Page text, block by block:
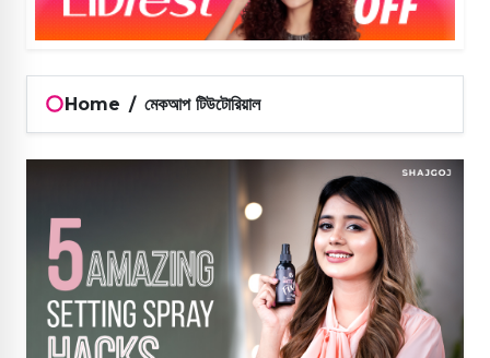
Home / মেকআপ টিউটোরিয়াল